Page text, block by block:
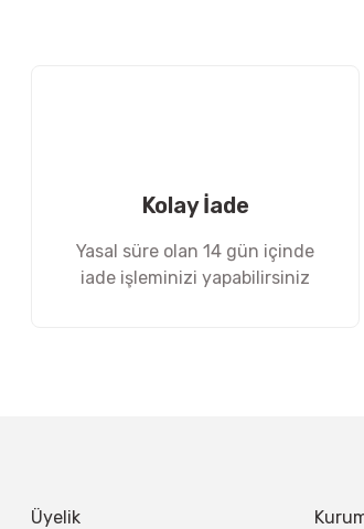
Kolay İade
Yasal süre olan 14 gün içinde
iade işleminizi yapabilirsiniz
Üyelik